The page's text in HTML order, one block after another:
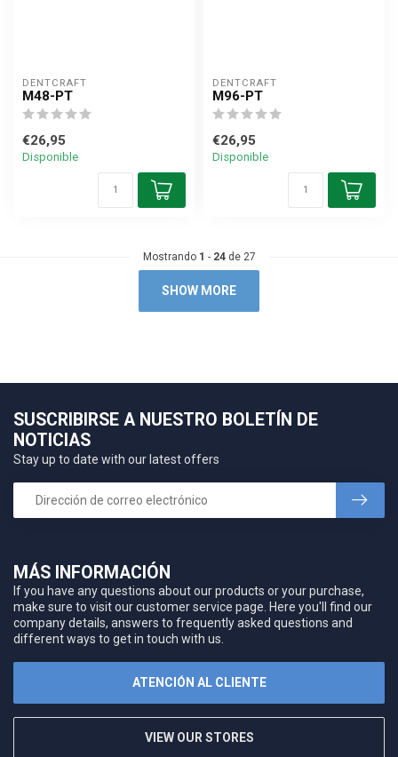
DENTCRAFT
M48-PT
€26,95
Disponible
DENTCRAFT
M96-PT
€26,95
Disponible
Mostrando 1 - 24de 27
SHOW MORE
MÁS INFORMACIÓN
If you have any questions about our products or your purchase,
make sure to visit our customer service page. Here you'll find our
company details, answers to frequently asked questions and
different ways to get in touch with us.
ATENCIÓN AL CLIENTE
VIEW OUR STORES
SUSCRIBIRSE A NUESTRO BOLETÍN DE
NOTICIAS
Stay up to date with our latest offers